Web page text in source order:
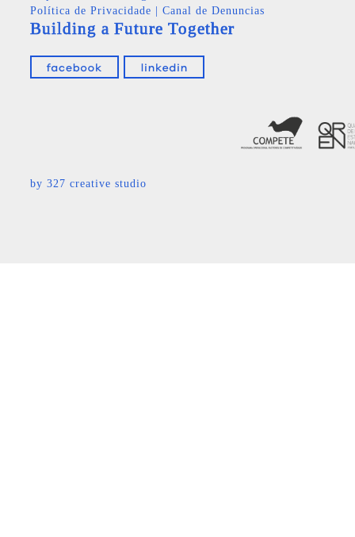
Política de Privacidade
Canal de Denuncias
Building a Future Together
by 327 creative studio